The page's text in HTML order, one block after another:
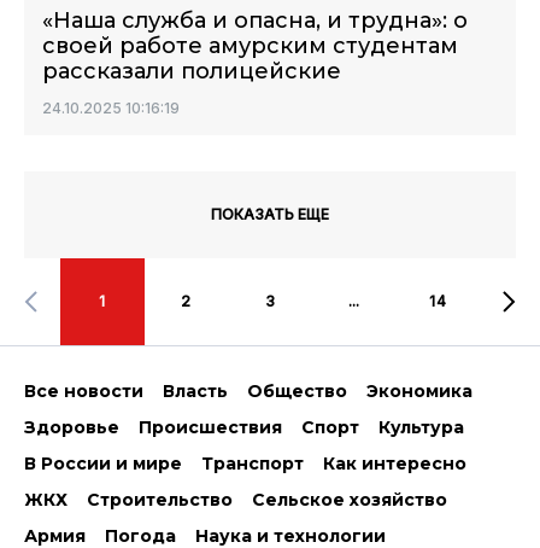
«Наша служба и опасна, и трудна»: о
своей работе амурским студентам
рассказали полицейские
24.10.2025 10:16:19
ПОКАЗАТЬ ЕЩЕ
1 2 3 ... 14
Все новости Власть Общество
Экономика
Здоровье
Происшествия Спорт
Культура
В России и мире
Транспорт
Как интересно
ЖКХ
Строительство
Сельское хозяйство
Армия
Погода
Наука и технологии